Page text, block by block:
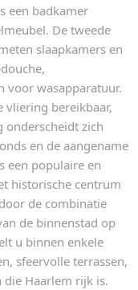
een badkamer
De tweede
slaapkamers en
voor wasapparatuur.
vliering bereikbaar,
onderscheidt zich
en de aangename
een populaire en
historische centrum
de combinatie
de binnenstad op
u binnen enkele
sfeervolle terrassen,
Haarlem rijk is.